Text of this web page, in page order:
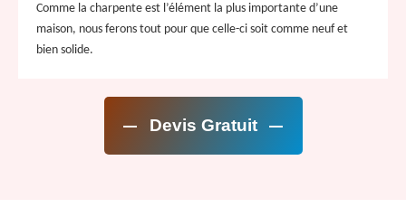
Comme la charpente est l’élément la plus importante d’une
maison, nous ferons tout pour que celle-ci soit comme neuf et
bien solide.
Devis Gratuit